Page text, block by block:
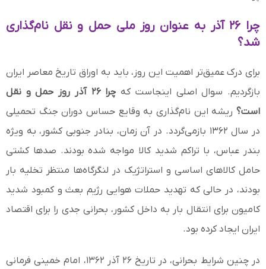
چرا ۲۶ آذر به عنوان روز ملی حمل و نقل نام‌گذاری
شد؟
برای درک عمیق‌تر اهمیت این روز، باید به اوراق تاریخ معاصر ایران
بازگردیم. سوال اصلی اینجاست که
چرا ۲۶ آذر روز حمل و نقل
است؟ ریشه این نام‌گذاری به وقایع حساس دوران جنگ تحمیلی
در سال ۱۳۶۲ بازمی‌گردد. در آن زمان، بنادر جنوبی کشور، به ویژه
بندر عباس، با تراکم شدید کالا مواجه شده بودند. صدها کشتی
حامل کالاهای اساسی و استراتژیک در لنگرگاه‌ها منتظر تخلیه بار
بودند، در حالی که تهدید حملات هوایی رژیم بعث و کمبود شدید
کامیون برای انتقال بار به داخل کشور، بحرانی جدی را برای اقتصاد
ایران ایجاد کرده بود.
در چنین شرایط بحرانی، در تاریخ ۲۶ آذر ۱۳۶۲، امام خمینی فرمانی